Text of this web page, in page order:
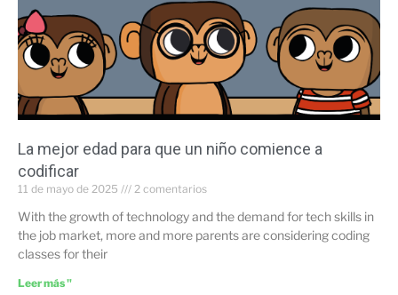
La mejor edad para que un niño comience a
codificar
11 de mayo de 2025 2 comentarios
With the growth of technology and the demand for tech skills in
the job market, more and more parents are considering coding
classes for their
Leer más "